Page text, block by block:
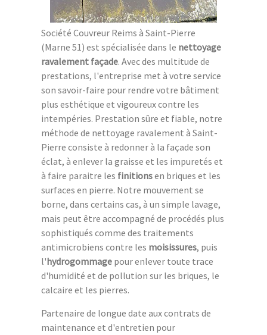
Société Couvreur Reims à Saint-Pierre
(Marne 51) est spécialisée dans le nettoyage
ravalement façade. Avec des multitude de
prestations, l'entreprise met à votre service
son savoir-faire pour rendre votre bâtiment
plus esthétique et vigoureux contre les
intempéries. Prestation sûre et fiable, notre
méthode de nettoyage ravalement à Saint-
Pierre consiste à redonner à la façade son
éclat, à enlever la graisse et les impuretés et
à faire paraitre les finitionsen briques et les
surfaces en pierre. Notre mouvement se
borne, dans certains cas, à un simple lavage,
mais peut être accompagné de procédés plus
sophistiqués comme des traitements
antimicrobiens contre les moisissures, puis
l'hydrogommage pour enlever toute trace
d'humidité et de pollution sur les briques, le
calcaire et les pierres.
Partenaire de longue date aux contrats de
maintenance et d'entretien pour